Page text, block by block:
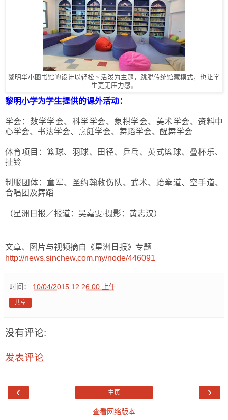
黎明华小图书馆的设计以轻松丶活泼为主题，跳脱传统馆藏模式，也让学
生更无压力感。
黎明小学为学生提供的课外活动：
学会：数学学会、科学学会、象棋学会、美术学会、资料中
心学会、书法学会、烹飪学会、舞蹈学会、醒舞学会
体育项目：篮球、羽球、田径、乒乓、英式篮球、叠杯乐、
扯铃
制服团体：童军、圣约翰救伤队、武术、跆拳道、空手道、
合唱团及舞蹈
（星洲日报／报道：吴嘉雯‧摄影：黄志汉）
文章、图片与视频摘自《星洲日报》专题
http://news.sinchew.com.my/node/446091
时间： 10/04/2015 12:26:00 上午
共享
没有评论:
发表评论
‹ ›
主页
查看网络版本